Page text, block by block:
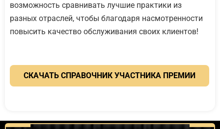
возможность сравнивать лучшие практики из
разных отраслей, чтобы благодаря насмотренности
повысить качество обслуживания своих клиентов!
СКАЧАТЬ СПРАВОЧНИК УЧАСТНИКА ПРЕМИИ